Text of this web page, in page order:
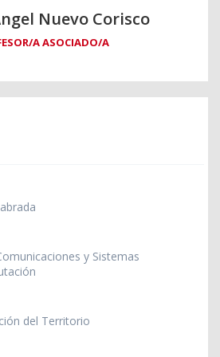
Nuevo Corisco
A ASOCIADO/A
y Sistemas
del Territorio